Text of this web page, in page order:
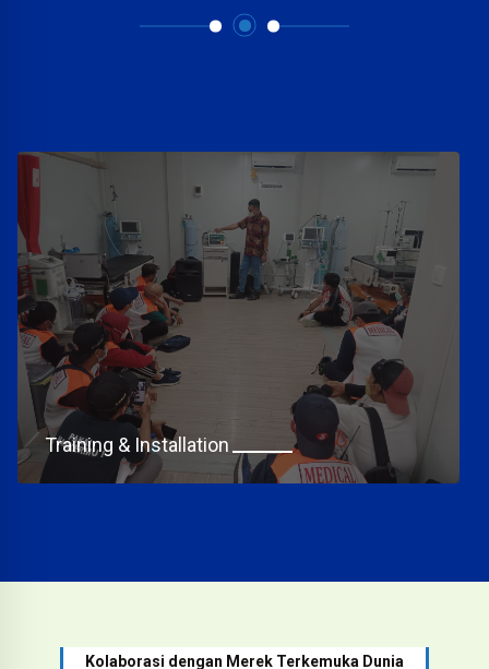
Training & Installation
Kolaborasi dengan Merek Terkemuka Dunia